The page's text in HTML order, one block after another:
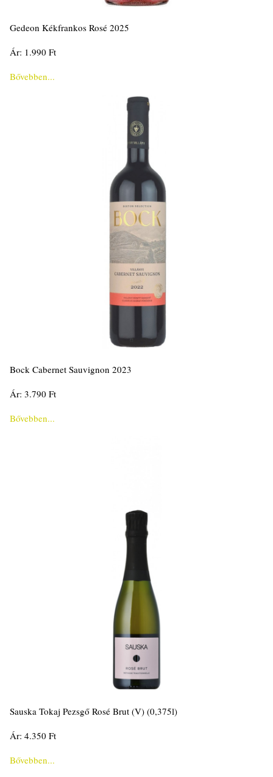
Gedeon Kékfrankos Rosé 2025
Ár: 1.990 Ft
Bővebben...
Bock Cabernet Sauvignon 2023
Ár: 3.790 Ft
Bővebben...
Sauska Tokaj Pezsgő Rosé Brut (V) (0,375l)
Ár: 4.350 Ft
Bővebben...